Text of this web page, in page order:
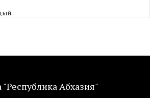
"Республика Абхазия"